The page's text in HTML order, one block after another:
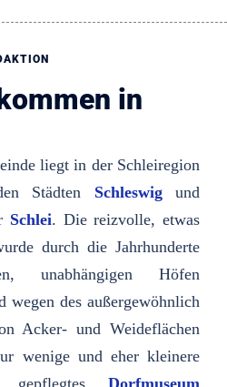
in
liegt in der Schlei­region
Städten Schleswigund
Schlei. Die reiz­volle, etwas
durch die Jahrhunderte
unabhängigen Höfen
wegen des außergewöhnlich
Acker- und Weideflächen
wenige und eher kleinere